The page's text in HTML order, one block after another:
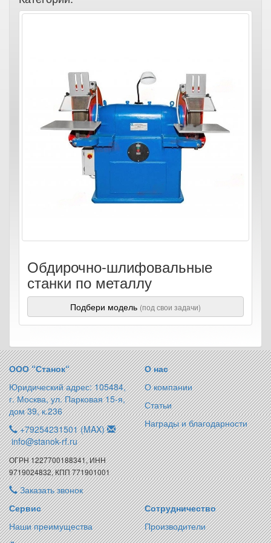
Обдирочно-шлифовальные
станки по металлу
Подбери модель (под свои задачи)
ООО “Станок“
Юридический адрес: 105484,
г. Москва, ул. Парковая 15-я,
дом 39, к.236
+79254231501 (MAX)
info@stanok-rf.ru
ОГРН 1227700188341, ИНН
9719024832, КПП 771901001
Заказать звонок
О нас
О компании
Статьи
Награды и благодарности
Сервис
Наши преимущества
Сотрудничество
Производители